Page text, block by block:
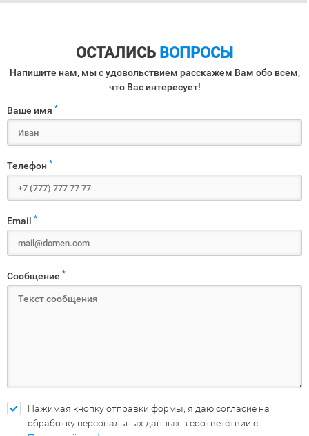
ОСТАЛИСЬ ВОПРОСЫ
Напишите нам, мы с удовольствием расскажем Вам обо всем,
что Вас интересует!
Ваше имя *
Телефон *
Email *
Сообщение *
Нажимая кнопку отправки формы, я даю согласие на
обработку персональных данных в соответствии с